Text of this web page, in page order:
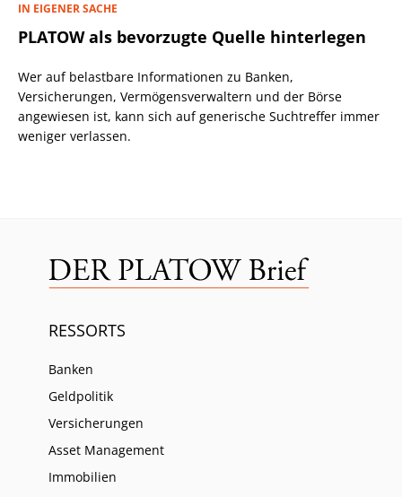
IN EIGENER SACHE
PLATOW als bevorzugte Quelle hinterlegen
Wer auf belastbare Informationen zu Banken,
Versicherungen, Vermögensverwaltern und der Börse
angewiesen ist, kann sich auf generische Suchtreffer immer
weniger verlassen.
RESSORTS
Banken
Geldpolitik
Versicherungen
Asset Management
Immobilien